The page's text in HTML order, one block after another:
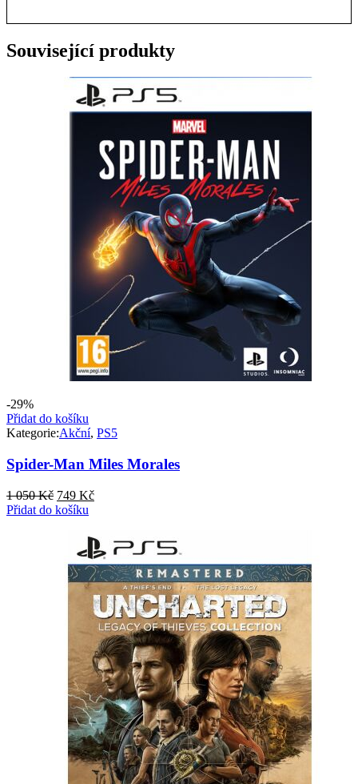
Související produkty
-29%
Přidat do košíku
Kategorie:Akční, PS5
Spider-Man Miles Morales
1 050Kč Původní
cena
050 Kč.
749 KčAktuální
749 Kč.
Přidat do košíku